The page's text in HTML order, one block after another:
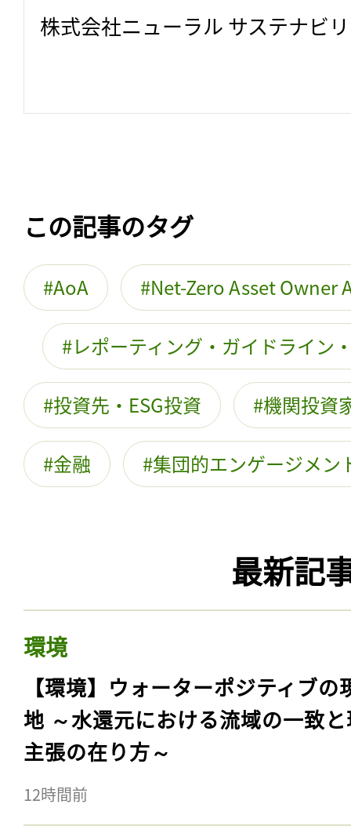
株式会社ニューラル サステナビ
この記事のタグ
AoA Net-Zero Asset Owner
レポーティング・ガイドライン
投資先・ESG投資 機関投資
金融 集団的エンゲージメン
最新記
環境
【環境】ウォーターポジティブの
地 ～水還元における流域の一致
主張の在り方～
12時間前